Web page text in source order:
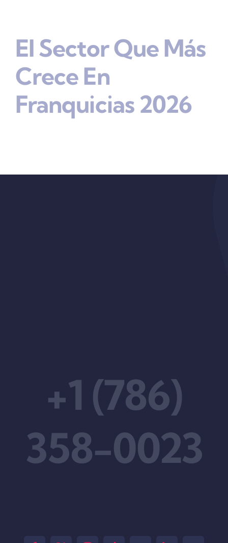
El Sector Que Más
Crece En
Franquicias 2026
+1 (786)
358-0023